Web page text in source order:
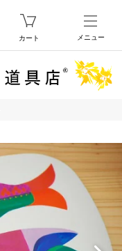
カート メニュー